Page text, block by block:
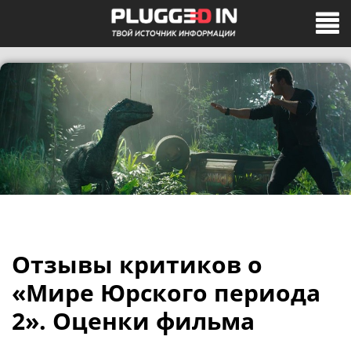
Отзывы критиков о
«Мире Юрского периода
2». Оценки фильма